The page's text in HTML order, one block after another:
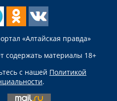
«Алтайская правда»
содержать материалы 18+
с нашей Политикой
.